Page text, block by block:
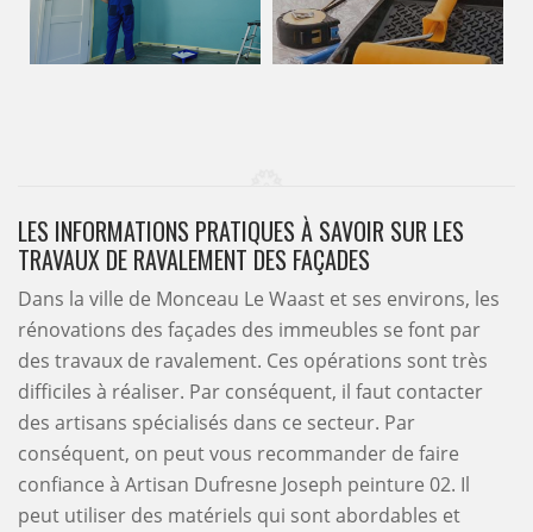
LES INFORMATIONS PRATIQUES À SAVOIR SUR LES
TRAVAUX DE RAVALEMENT DES FAÇADES
Dans la ville de Monceau Le Waast et ses environs, les
rénovations des façades des immeubles se font par
des travaux de ravalement. Ces opérations sont très
difficiles à réaliser. Par conséquent, il faut contacter
des artisans spécialisés dans ce secteur. Par
conséquent, on peut vous recommander de faire
confiance à Artisan Dufresne Joseph peinture 02. Il
peut utiliser des matériels qui sont abordables et